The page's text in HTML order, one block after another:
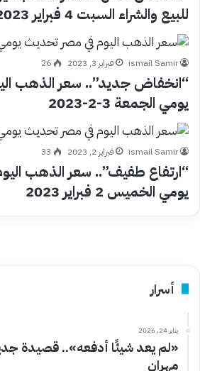
للبيع والشراء السبت 4 فبراير 2023
ismail Samir فبراير 3, 2023 26
“انخفاض جديد”.. سعر الذهب
يومي الجمعة 3-2-2023
ismail Samir فبراير 2, 2023 33
“ارتفاع طفيف”.. سعر الذهب
يومي الخميس 2 فبراير 2023
أسرار
يناير 24, 2026
«لم يعد شيئًا أدفعه».. قصيدة
مهران